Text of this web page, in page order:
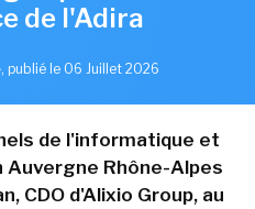
de l'Adira
, publié le 06 Juillet 2026
de l'informatique et
Auvergne Rhône-Alpes
CDO d'Alixio Group, au